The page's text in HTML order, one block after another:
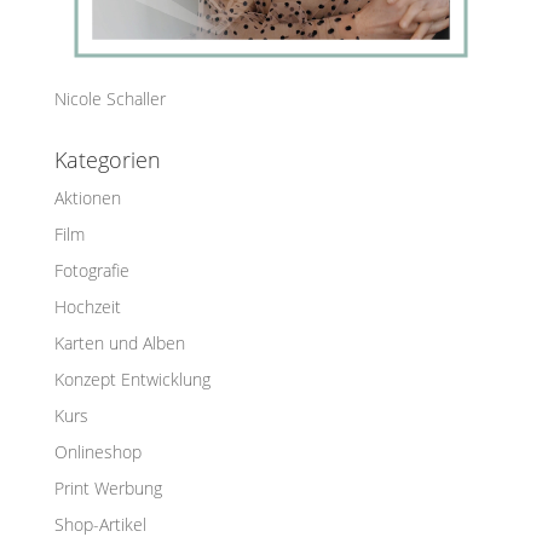
Nicole Schaller
Kategorien
Aktionen
Film
Fotografie
Hochzeit
Karten und Alben
Konzept Entwicklung
Kurs
Onlineshop
Print Werbung
Shop-Artikel